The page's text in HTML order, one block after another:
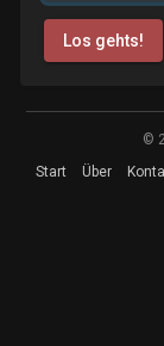
Los gehts!
©
Start
Über